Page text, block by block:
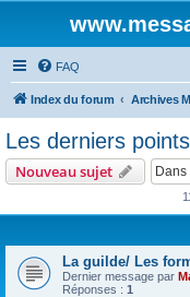
FAQ
Index du forum
Les derniers
Nouveau sujet
La guilde/ Les
Dernier message par
Réponses : 1